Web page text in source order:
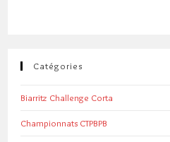
Catégories
Biarritz Challenge Corta
Championnats CTPBPB